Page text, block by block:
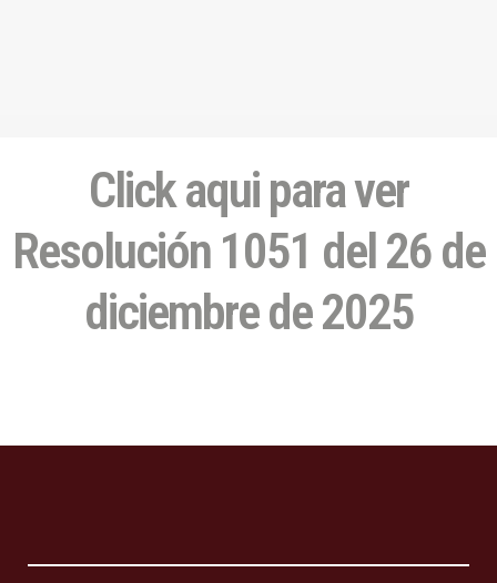
Click aqui para ver
Resolución 1051 del 26 de
diciembre de 2025